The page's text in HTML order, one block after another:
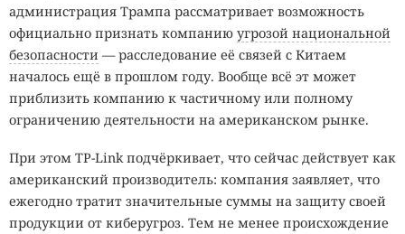
администрация Трампа рассматривает возможность
официально признать компанию угрозой национальной
безопасности — расследование её связей с Китаем
началось ещё в прошлом году. Вообще всё эт может
приблизить компанию к частичному или полному
ограничению деятельности на американском рынке.
При этом TP-Link подчёркивает, что сейчас действует как
американский производитель: компания заявляет, что
ежегодно тратит значительные суммы на защиту своей
продукции от киберугроз. Тем не менее происхождение